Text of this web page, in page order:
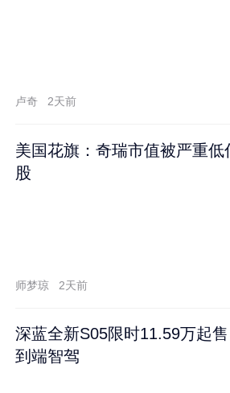
卢奇 2天前
美国花旗：奇瑞市值被严重
股
师梦琼 2天前
深蓝全新S05限时11.59万起
到端智驾